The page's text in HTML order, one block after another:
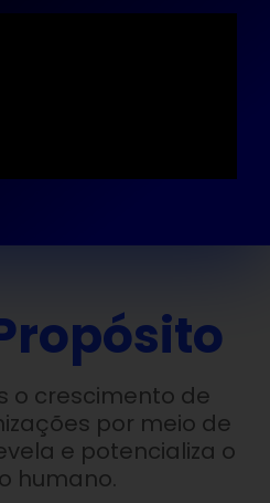
o crescimento de
por meio de
e potencializa o
humano.